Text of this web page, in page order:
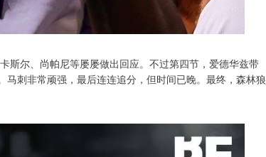
斯尔、尚帕尼等屡屡做出回应。不过第四节，爱德华兹带
刺非常顽强，最后连连追分，但时间已晚。最终，森林狼